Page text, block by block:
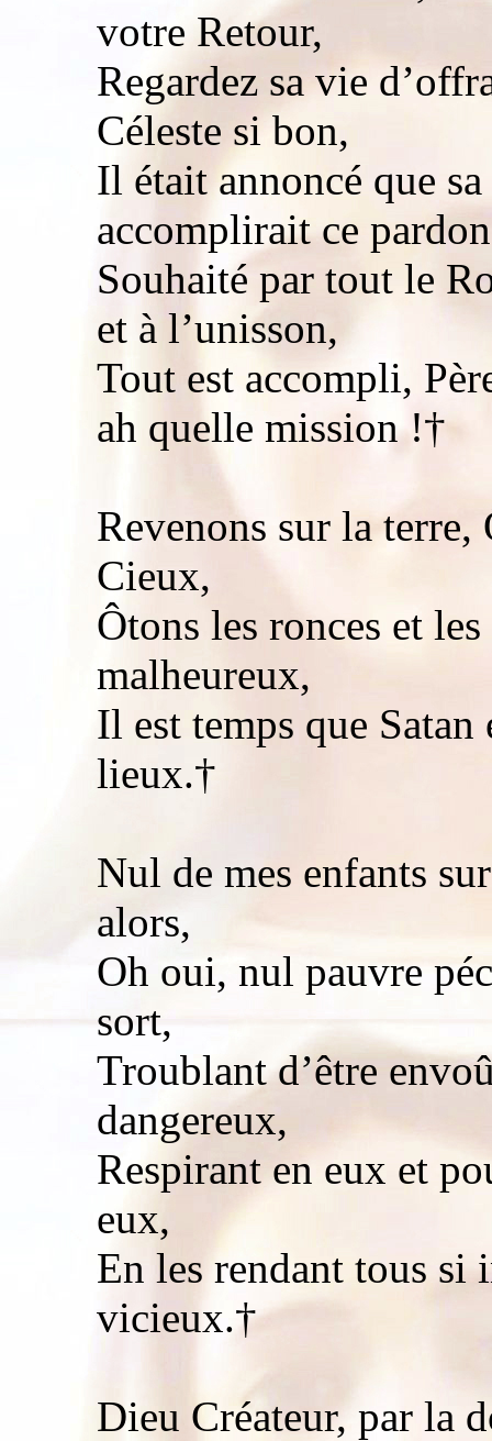
votre Retour,
Regardez sa vie
Céleste si bon,
Il était annoncé que
accomplirait ce
Souhaité par tout le
et à l’unisson,
Tout est accompli,
ah quelle mission !†
Revenons sur la
Cieux,
Ôtons les ronces et
malheureux,
Il est temps que
lieux.†
Nul de mes enfants
alors,
Oh oui, nul pauvre
sort,
Troublant d’être
dangereux,
Respirant en eux et
eux,
En les rendant tous si
vicieux.†
Dieu Créateur, par la